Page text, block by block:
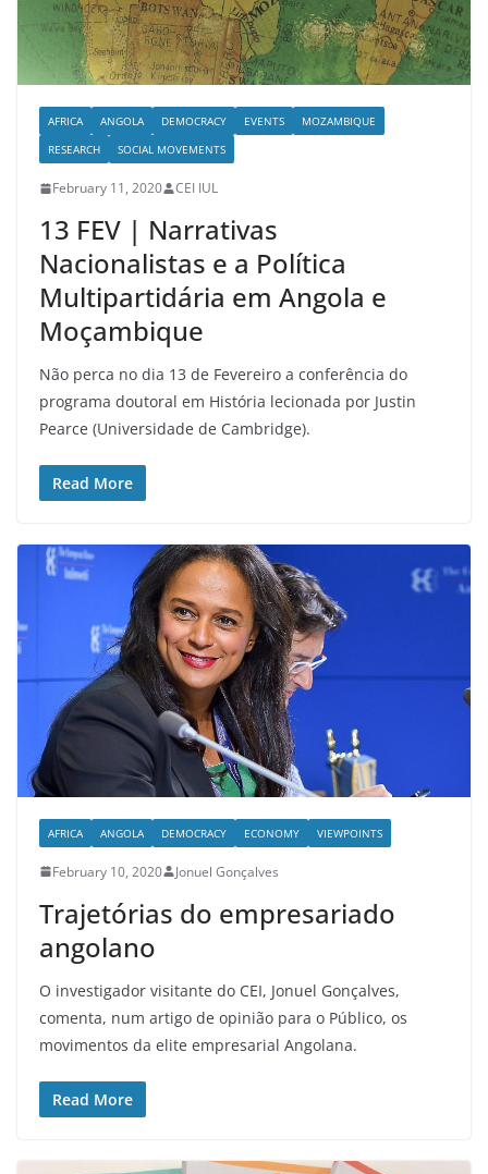
AFRICA ANGOLA DEMOCRACY EVENTS
MOZAMBIQUE
RESEARCH
SOCIAL MOVEMENTS
February 11, 2020 CEI IUL
13 FEV | Narrativas
Nacionalistas e a Política
Multipartidária em Angola e
Moçambique
Não perca no dia 13 de Fevereiro a conferência do
programa doutoral em História lecionada por Justin
Pearce (Universidade de Cambridge).
Read More
AFRICA ANGOLA DEMOCRACY ECONOMY VIEWPOINTS
February 10, 2020 Jonuel Gonçalves
Trajetórias do empresariado
angolano
O investigador visitante do CEI, Jonuel Gonçalves,
comenta, num artigo de opinião para o Público, os
movimentos da elite empresarial Angolana.
Read More